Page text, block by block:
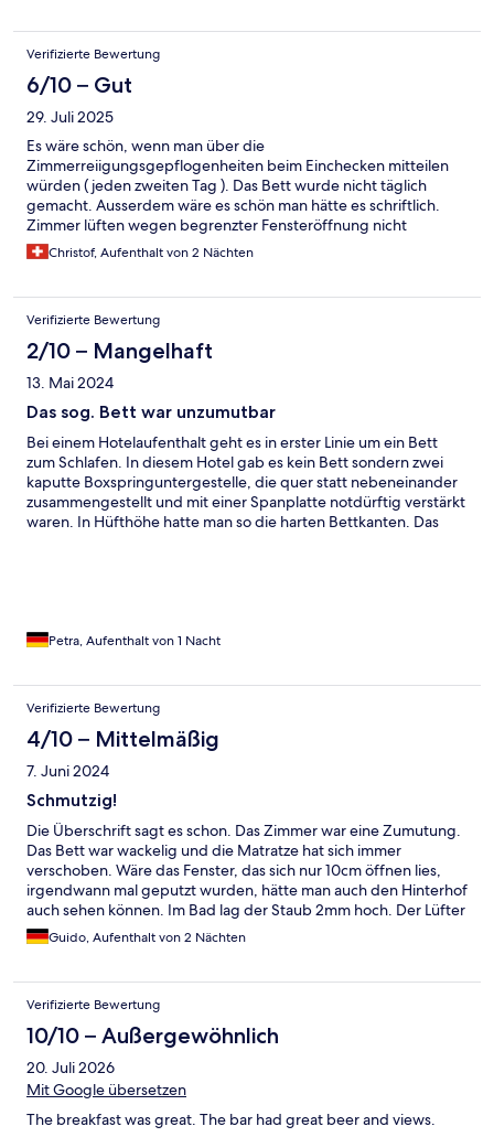
Verifizierte Bewertung
6/10 – Gut
29. Juli 2025
Es wäre schön, wenn man über die
Zimmerreiigungsgepflogenheiten beim Einchecken mitteilen
würden ( jeden zweiten Tag ). Das Bett wurde nicht täglich
gemacht. Ausserdem wäre es schön man hätte es schriftlich.
Zimmer lüften wegen begrenzter Fensteröffnung nicht
möglich. Lift Defekt und keine Hilfe bei den Koffern. Personal
teilweise: ich weiss nicht, bin nur Aushilfe. Dusche noch Haare
Zimmer sichtbar, Farbe blättert ab. Seifenspender vom Haus in
Dusche und Handwaschbecken leer.
Christof, Aufenthalt von 2 Nächten
Verifizierte Bewertung
2/10 – Mangelhaft
13. Mai 2024
Das sog. Bett war unzumutbar
Bei einem Hotelaufenthalt geht es in erster Linie um ein Bett
zum Schlafen. In diesem Hotel gab es kein Bett sondern zwei
kaputte Boxspringuntergestelle, die quer statt nebeneinander
zusammengestellt und mit einer Spanplatte notdürftig verstärkt
waren. In Hüfthöhe hatte man so die harten Bettkanten. Das
Petra, Aufenthalt von 1 Nacht
Verifizierte Bewertung
4/10 – Mittelmäßig
7. Juni 2024
Schmutzig!
Die Überschrift sagt es schon. Das Zimmer war eine Zumutung.
Das Bett war wackelig und die Matratze hat sich immer
verschoben. Wäre das Fenster, das sich nur 10cm öffnen lies,
irgendwann mal geputzt wurden, hätte man auch den Hinterhof
auch sehen können. Im Bad lag der Staub 2mm hoch. Der Lüfter
war defekt und mit 20mm Staub zugedeckt.
Guido, Aufenthalt von 2 Nächten
Verifizierte Bewertung
10/10 – Außergewöhnlich
20. Juli 2026
Mit Google übersetzen
The breakfast was great. The bar had great beer and views.